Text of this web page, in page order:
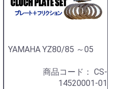
YAMAHA YZ80/85 ～05
商品コード： CS-
14520001-01